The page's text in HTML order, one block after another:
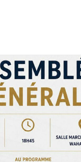
Handball